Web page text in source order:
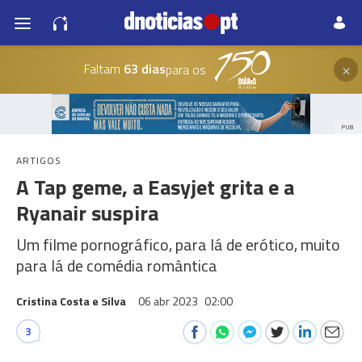
Faltam 63 diaspara os ×
PUB
ARTIGOS
A Tap geme, a Easyjet grita e a
Ryanair suspira
Um filme pornográfico, para lá de erótico, muito
para lá de comédia romântica
Cristina Costa e Silva 06 abr 2023 02:00
3